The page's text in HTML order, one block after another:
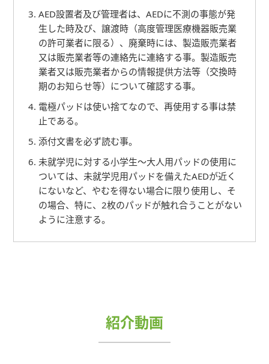
AED設置者及び管理者は、AEDに不測の事態が発
生した時及び、譲渡時（高度管理医療機器販売業
の許可業者に限る）、廃棄時には、製造販売業者
又は販売業者等の連絡先に連絡する事。製造販売
業者又は販売業者からの情報提供方法等（交換時
期のお知らせ等）について確認する事。
電極パッドは使い捨てなので、再使用する事は禁
止である。
添付文書を必ず読む事。
未就学児に対する小学生～大人用パッドの使用に
ついては、未就学児用パッドを備えたAEDが近く
にないなど、やむを得ない場合に限り使用し、そ
の場合、特に、2枚のパッドが触れ合うことがない
ように注意する。
紹介動画